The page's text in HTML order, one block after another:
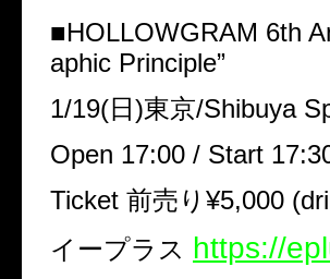
■HOLLOWGRAM 6th
aphic Principle”
1/19(日)東京/Shibuya
Open 17:00 / Start
Ticket 前売り¥5,000
イープラス ​https://